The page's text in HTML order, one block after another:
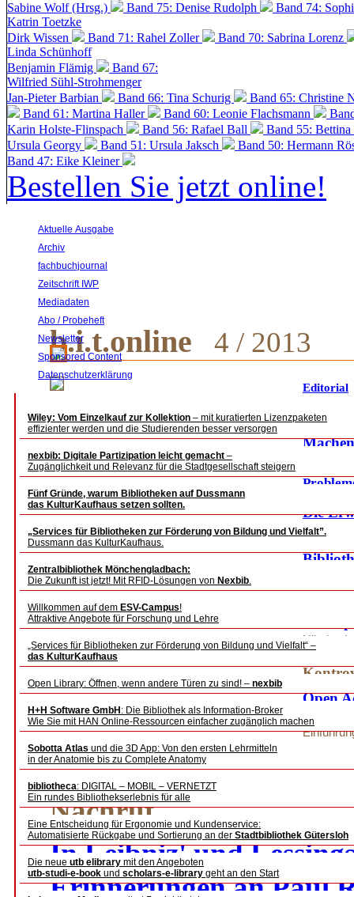
Sabine Wolf (Hrsg.)
Band 75: Denise Rudolph
Band 74:
Katrin Toetzke
Dirk Wissen
Band 71: Rahel Zoller
Band 70: Sabrina Lorenz
Linda Schünhoff
Benjamin Flämig
Band 67:
Wilfried Sühl-Strohmenger
Jan-Pieter Barbian
Band 66: Tina Schurig
Band 65: Christine
Band 61: Martina Haller
Band 60: Leonie Flachsmann
Karin Holste-Flinspach
Band 56: Rafael Ball
Band 55:
Ursula Georgy
Band 51: Ursula Jaksch Band 50: Hermann
Band 47: Eike Kleiner
Bestellen Sie jetzt online!
Aktuelle Ausgabe
Archiv
fachbuchjournal
Zeitschrift IWP
Mediadaten
Abo / Probeheft
Newsletter
Sponsored Content
Datenschutzerklärung
Wiley: Vom Einzelkauf zur Kollektion – mit kuratierten Lizenzpaketen
effizienter werden und die Studierenden besser versorgen
nexbib: Digitale Partizipation leicht gemacht –
Zugänglichkeit und Relevanz für die Stadtgesellschaft steigern
Fünf Gründe, warum Bibliotheken auf Dussmann
das KulturKaufhaus setzen sollten.
„Services für Bibliotheken zur Förderung von Bildung und Vielfalt”.
Dussmann das KulturKaufhaus.
Zentralbibliothek Mönchengladbach:
Die Zukunft ist jetzt! Mit RFID-Lösungen von Nexbib.
Willkommen auf dem ESV-Campus!
Attraktive Angebote für Forschung und Lehre
„Services für Bibliotheken zur Förderung von Bildung und Vielfalt“ –
das KulturKaufhaus
Open Library: Öffnen, wenn andere Türen zu sind! – nexbib
H+H Software GmbH : Die Bibliothek als Information-Broker
Wie Sie mit HAN Online-Ressourcen einfacher zugänglich machen
Sobotta Atlas und die 3D App: Von den ersten Lehrmitteln
in der Anatomie bis zu Complete Anatomy
bibliotheca: DIGITAL – MOBIL – VERNETZT
Ein rundes Bibliothekserlebnis für alle
Eine Entscheidung für Ergonomie und Kundenservice:
Automatisierte Rückgabe und Sortierung an der Stadtbibliothek Gütersloh
Die neue utb elibrary mit den Angeboten
utb-studi-e-book und scholars-e-library geht an den Start
b.i.t.online 4 / 2013
[+zoom]
Editorial
Die
Nikolas
Open
Nachruf
In Leibniz' und
Erinnerungen an Paul